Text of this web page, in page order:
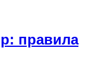
правила